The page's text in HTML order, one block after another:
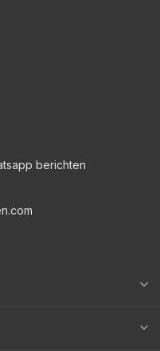
berichten